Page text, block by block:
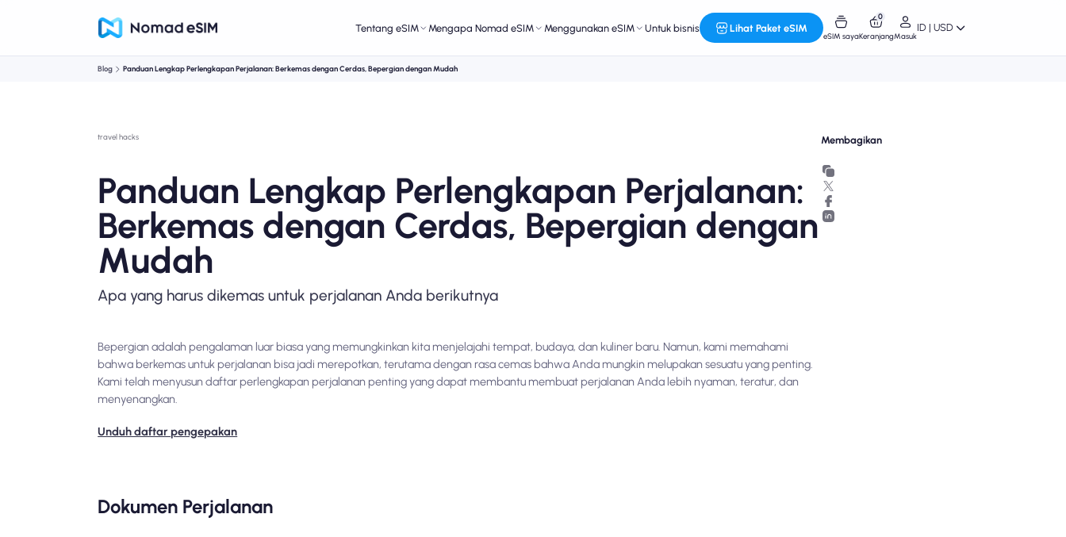
Tentang eSIM Mengapa Nomad eSIM Menggunakan eSIM Untuk bisnis Lihat Paket eSIM
eSIM saya
0
KeranjangMasuk
ID | USD
Blog Panduan Lengkap Perlengkapan Perjalanan: Berkemas dengan Cerdas, Bepergian dengan Mudah
travel hacks
Panduan Lengkap Perlengkapan Perjalanan:
Berkemas dengan Cerdas, Bepergian dengan
Mudah
Apa yang harus dikemas untuk perjalanan Anda berikutnya
Bepergian adalah pengalaman luar biasa yang memungkinkan kita menjelajahi tempat, budaya, dan kuliner baru. Namun, kami memahami
bahwa berkemas untuk perjalanan bisa jadi merepotkan, terutama dengan rasa cemas bahwa Anda mungkin melupakan sesuatu yang penting.
Kami telah menyusun daftar perlengkapan perjalanan penting yang dapat membantu membuat perjalanan Anda lebih nyaman, teratur, dan
menyenangkan.
Unduh daftar pengepakan
Dokumen Perjalanan
Membagikan